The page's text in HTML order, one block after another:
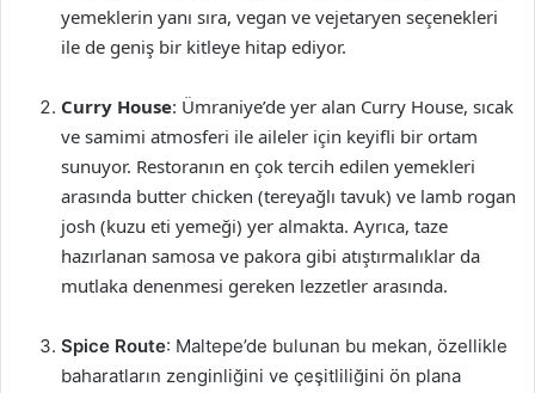
yemeklerin yanı sıra, vegan ve vejetaryen seçenekleri
ile de geniş bir kitleye hitap ediyor.
Curry House: Ümraniye’de yer alan Curry House, sıcak
ve samimi atmosferi ile aileler için keyifli bir ortam
sunuyor. Restoranın en çok tercih edilen yemekleri
arasında butter chicken (tereyağlı tavuk) ve lamb rogan
josh (kuzu eti yemeği) yer almakta. Ayrıca, taze
hazırlanan samosa ve pakora gibi atıştırmalıklar da
mutlaka denenmesi gereken lezzetler arasında.
Spice Route: Maltepe’de bulunan bu mekan, özellikle
baharatların zenginliğini ve çeşitliliğini ön plana